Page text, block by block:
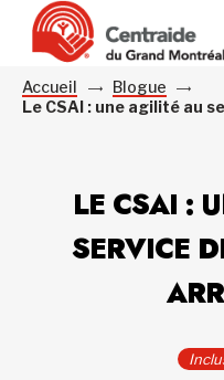
Accueil
Blogue
Le CSAI : une agilité au
LE CSAI :
SERVICE